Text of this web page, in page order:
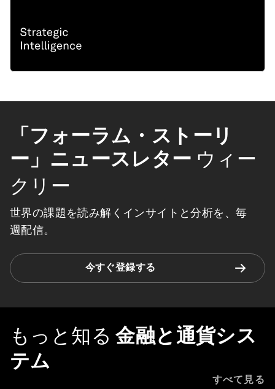
「フォーラム・ストーリ
ー」ニュースレター ウィー
クリー
世界の課題を読み解くインサイトと分析を、毎
週配信。
今すぐ登録する
もっと知る 金融と通貨シス
テム
すべて見る